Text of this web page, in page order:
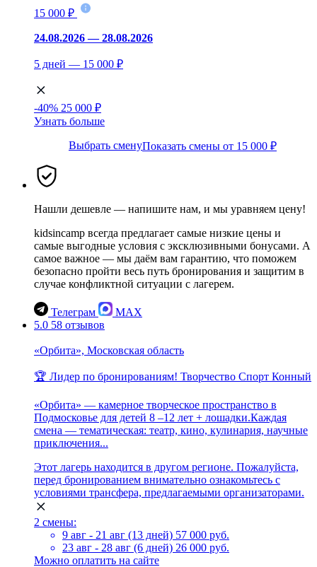
15 000 ₽
24.08.2026 — 28.08.2026
5 дней — 15 000 ₽
-40% 25 000 ₽
Узнать больше
Выбрать сменуПоказать смены от 15 000 ₽
Нашли дешевле — напишите нам, и мы уравняем цену!
kidsincamp всегда предлагает самые низкие цены и
самые выгодные условия с эксклюзивными бонусами. А
самое важное — мы даём вам гарантию, что поможем
безопасно пройти весь путь бронирования и защитим в
случае конфликтной ситуации с лагерем.
Телеграм
MAX
5.0 58 отзывов
«Орбита», Московская область
🏆 Лидер по бронированиям! Творчество Спорт Конный
«Орбита» — камерное творческое пространство в
Подмосковье для детей 8 –12 лет + лошадки.Каждая
смена — тематическая: театр, кино, кулинария, научные
приключения...
Этот лагерь находится в другом регионе. Пожалуйста,
перед бронированием внимательно ознакомьтесь с
условиями трансфера, предлагаемыми организаторами.
2 смены:
9 авг - 21 авг (13 дней) 57 000 руб.
23 авг - 28 авг (6 дней) 26 000 руб.
Можно оплатить на сайте